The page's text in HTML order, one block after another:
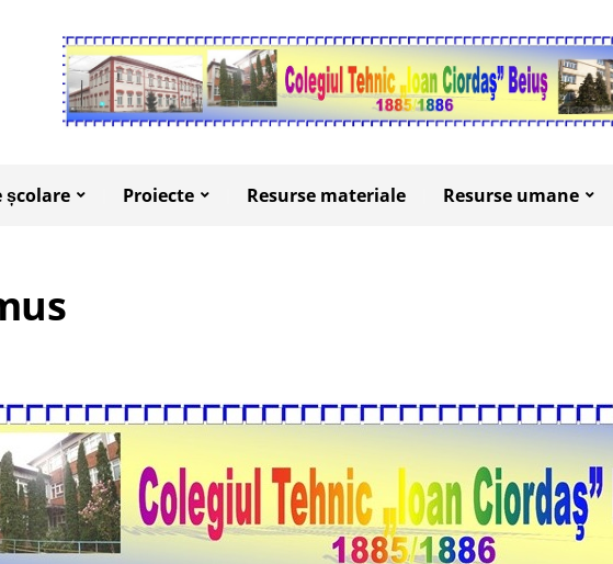
școlare Proiecte Resurse materiale Resurse umane